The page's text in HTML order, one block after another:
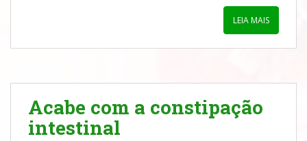
LEIA MAIS
Acabe com a constipação
intestinal